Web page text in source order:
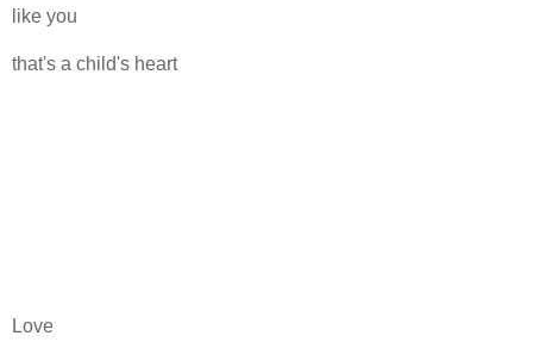
like you
that's a child's heart
Love